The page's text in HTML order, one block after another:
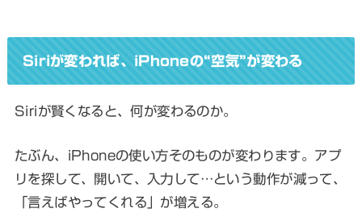
Siriが変われば、iPhoneの“空気”が変わる
Siriが賢くなると、何が変わるのか。
たぶん、iPhoneの使い方そのものが変わります。アプ
リを探して、開いて、入力して…という動作が減って、
「言えばやってくれる」が増える。